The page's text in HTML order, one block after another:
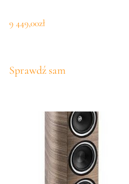
9 449,00zł
Sprawdź sam